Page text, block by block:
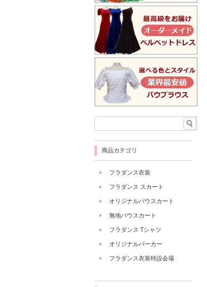
商品カテゴリ
フラダンス衣装
フラダンス スカート
オリジナルパウスカート
無地パウスカート
フラダンス Tシャツ
オリジナルパーカー
フラダンス衣装特設会場